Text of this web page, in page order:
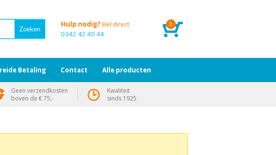
0
Hulp nodig? Bel direct
0342 42 40 44
Betaling Contact Alle producten
Geen verzendkosten
boven de € 75,-
Kwaliteit
sinds 1925